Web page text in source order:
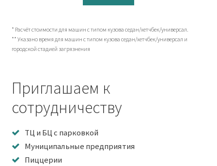
* Расчёт стоимости для машин с типом кузова седан/хетчбек/универсал.
** Указано время для машин с типом кузова седан/хетчбек/универсал и
городской стадией загрязнения
Приглашаем к
сотрудничеству
ТЦ и БЦ с парковкой
Муниципальные предприятия
Пиццерии